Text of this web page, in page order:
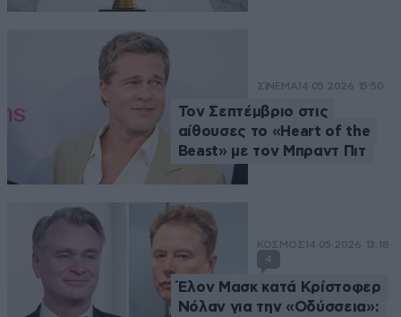
ΣΙΝΕΜΑ 14·05·2026 15:50
Τον Σεπτέμβριο στις
αίθουσες το «Heart of the
Beast» με τον Μπραντ Πιτ
ΚΟΣΜΟΣ 14·05·2026 13:18
4
Έλον Μασκ κατά Κρίστοφερ
Νόλαν για την «Οδύσσεια»: